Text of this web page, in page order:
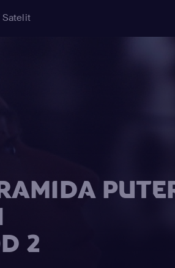
Satelit
2